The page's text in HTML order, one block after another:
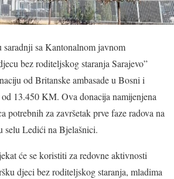
saradnji sa Kantonalnom javnom
bez roditeljskog staranja Sarajevo”
od Britanske ambasade u Bosni i
13.450 KM. Ova donacija namijenjena
potrebnih za završetak prve faze radova na
selu Ledići na Bjelašnici.
će se koristiti za redovne aktivnosti
djeci bez roditeljskog staranja, mladima